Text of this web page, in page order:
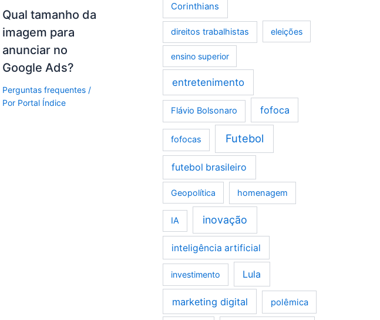
Qual tamanho da
imagem para
anunciar no
Google Ads?
Perguntas frequentes/
Por Portal Índice
Corinthians
direitos trabalhistas eleições
ensino superior
entretenimento
Flávio Bolsonaro fofoca
fofocas Futebol
futebol brasileiro
Geopolítica homenagem
IA inovação
inteligência artificial
investimento Lula
marketing digital polêmica